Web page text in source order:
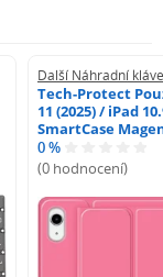
Další Náhradní
Tech-Protect
11 (2025) / iPad
SmartCase
0 %
(0 hodnocení)